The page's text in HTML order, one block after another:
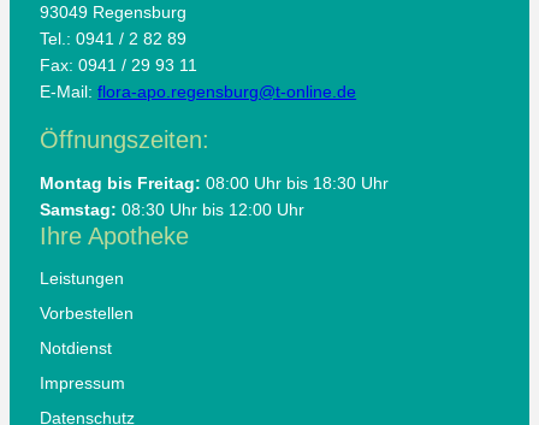
93049 Regensburg
Tel.: 0941 / 2 82 89
Fax: 0941 / 29 93 11
E-Mail:flora-apo.regensburg@t-online.de
Öffnungszeiten:
Montag bis Freitag: 08:00 Uhr bis 18:30 Uhr
Samstag:08:30 Uhr bis 12:00 Uhr
Ihre Apotheke
Leistungen
Vorbestellen
Notdienst
Impressum
Datenschutz